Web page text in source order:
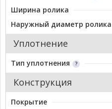
Ширина ролика
Наружный диаметр ролика
Уплотнение
Тип уплотнения
Конструкция
Покрытие